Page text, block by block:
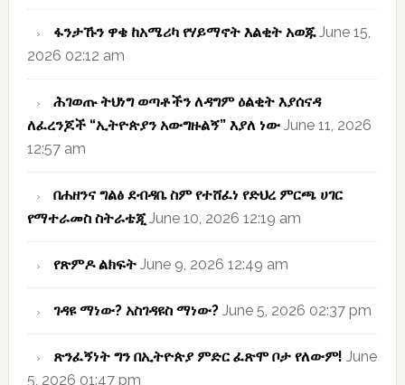
ፋንታኹን ዋቄ ከአሜሪካ የሃይማኖት እልቂት አወጁ June 15,
2026 02:12 am
ሕገወጡ ትህነግ ወጣቶችን ለዳግም ዕልቂት እያሰናዳ
ለፈረንጆች “ኢትዮጵያን አውግዙልኝ” እያለ ነው June 11, 2026
12:57 am
በሐዘንና ግልፅ ደብዳቤ ስም የተሸፈነ የድህረ ምርጫ ሀገር
የማተራመስ ስትራቴጂ June 10, 2026 12:19 am
የጽምዶ ልክፍት June 9, 2026 12:49 am
ገዳዩ ማነው? አስገዳዩስ ማነው? June 5, 2026 02:37 pm
ጽንፈኝነት ግን በኢትዮጵያ ምድር ፈጽሞ ቦታ የለውም! June
5, 2026 01:47 pm